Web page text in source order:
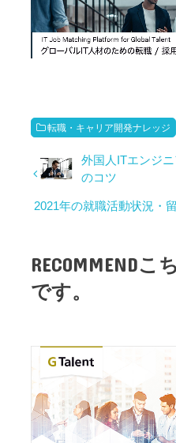
転職・キャリア開発ナレッジ
外国人ITエンジ
のコツ
2021年の就職活動状況・
RECOMMENDこ
です。